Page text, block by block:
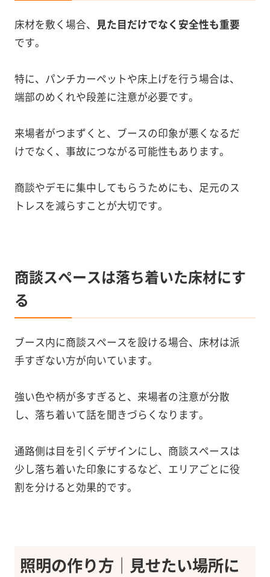
床材を敷く場合、 見た目だけでなく安全性も重要
です。
特に、パンチカーペットや床上げを行う場合は、
端部のめくれや段差に注意が必要です。
来場者がつまずくと、ブースの印象が悪くなるだ
けでなく、事故につながる可能性もあります。
商談やデモに集中してもらうためにも、足元のス
トレスを減らすことが大切です。
商談スペースは落ち着いた床材にす
る
ブース内に商談スペースを設ける場合、床材は派
手すぎない方が向いています。
強い色や柄が多すぎると、来場者の注意が分散
し、落ち着いて話を聞きづらくなります。
通路側は目を引くデザインにし、商談スペースは
少し落ち着いた印象にするなど、エリアごとに役
割を分けると効果的です。
照明の作り方｜見せたい場所に